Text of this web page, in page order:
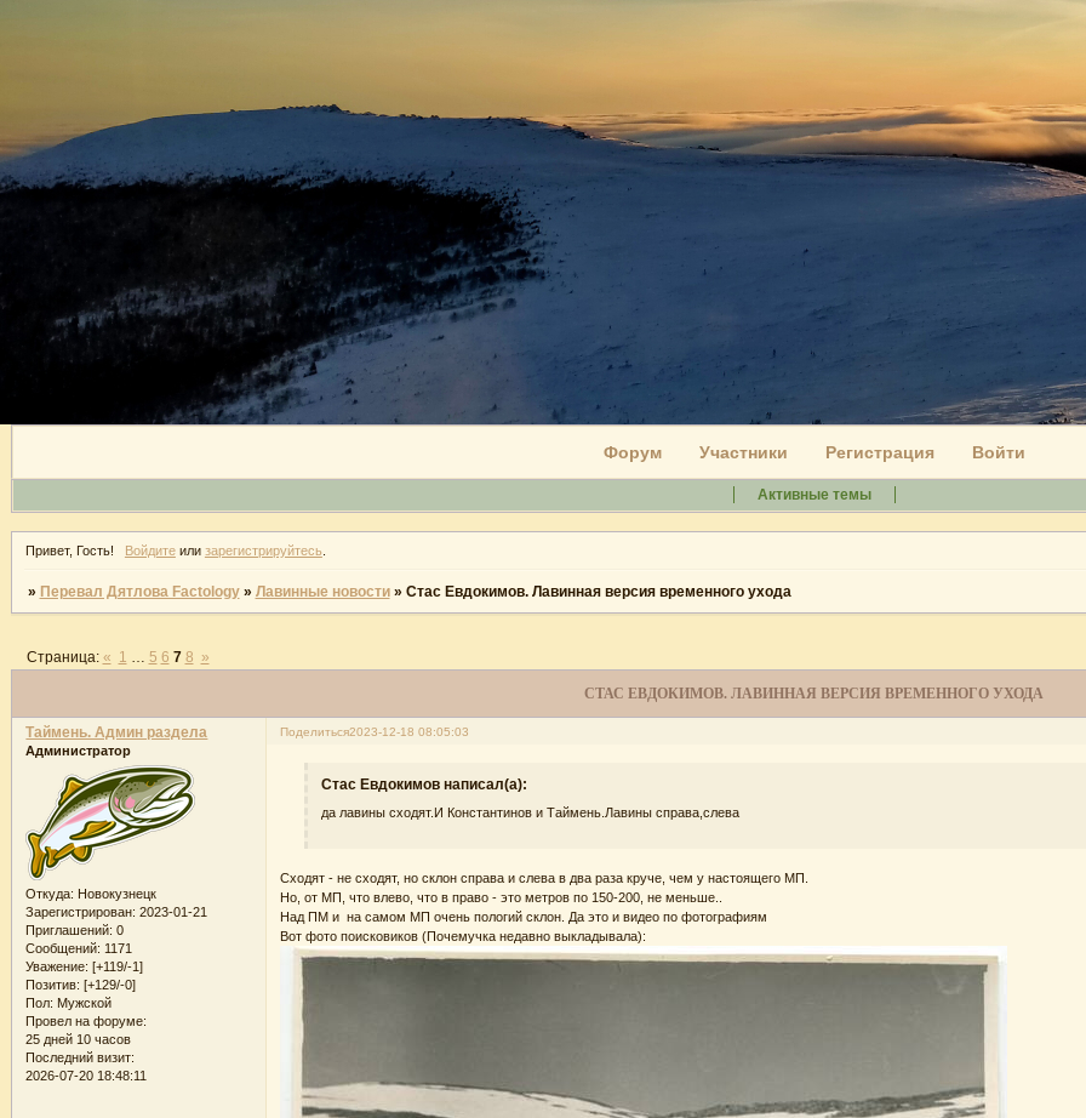
Форум Участники Регистрация Войти
Активные темы
Привет, Гость! Войдитеили зарегистрируйтесь.
» Перевал Дятлова Factology » Лавинные новости » Стас Евдокимов. Лавинная версия временного ухода
СТАС ЕВДОКИМОВ. ЛАВИННАЯ ВЕРСИЯ ВРЕМЕННОГО УХОДА
Страница: « 1 … 5 6 7 8 »
Поделиться2023-12-18 08:05:03
Таймень. Админ раздела
Администратор
Откуда: Новокузнецк
Зарегистрирован: 2023-01-21
Приглашений: 0
Сообщений: 1171
Уважение: [+119/-1]
Позитив: [+129/-0]
Пол: Мужской
Провел на форуме:
25 дней 10 часов
Последний визит:
2026-07-20 18:48:11
Стас Евдокимов написал(а):
да лавины сходят.И Константинов и Таймень.Лавины справа,слева
Сходят - не сходят, но склон справа и слева в два раза круче, чем у настоящего МП.
Но, от МП, что влево, что в право - это метров по 150-200, не меньше..
Над ПМ и на самом МП очень пологий склон. Да это и видео по фотографиям
Вот фото поисковиков (Почемучка недавно выкладывала):